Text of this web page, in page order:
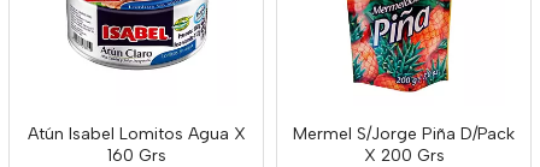
Atún Isabel Lomitos Agua X
160 Grs
Mermel S/Jorge Piña D/Pack
X 200 Grs